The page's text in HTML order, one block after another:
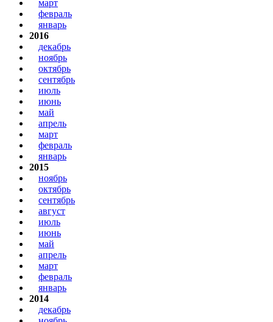
март
февраль
январь
2016
декабрь
ноябрь
октябрь
сентябрь
июль
июнь
май
апрель
март
февраль
январь
2015
ноябрь
октябрь
сентябрь
август
июль
июнь
май
апрель
март
февраль
январь
2014
декабрь